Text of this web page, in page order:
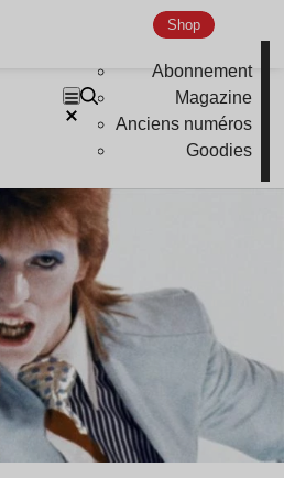
Shop
Abonnement
Magazine
Anciens numéros
Goodies